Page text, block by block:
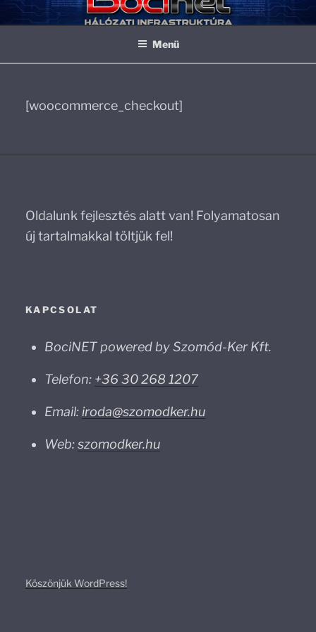
Tartalomhoz
BOCINET
Hálózat és biztonságtechnika
Menü
[woocommerce_checkout]
Oldalunk fejlesztés alatt van! Folyamatosan
új tartalmakkal töltjük fel!
KAPCSOLAT
BociNET powered by Szomód-Ker Kft.
Telefon: +36 30 268 1207
Email: iroda@szomodker.hu
Web:szomodker.hu
Köszönjük WordPress!